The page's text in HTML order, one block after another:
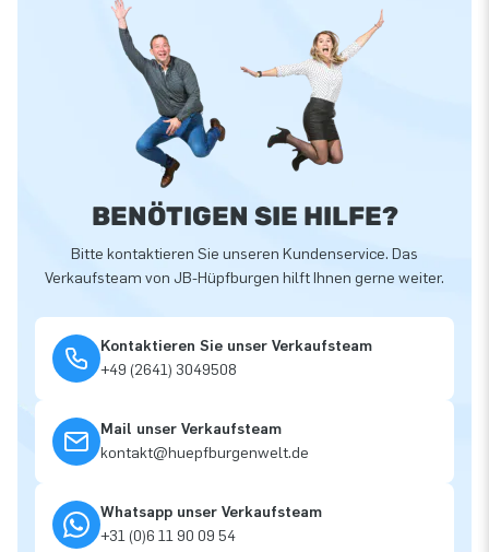
BENÖTIGEN SIE HILFE?
Bitte kontaktieren Sie unseren Kundenservice. Das
Verkaufsteam von JB-Hüpfburgen hilft Ihnen gerne weiter.
Kontaktieren Sie unser Verkaufsteam
+49 (2641) 3049508
Mail unser Verkaufsteam
kontakt@huepfburgenwelt.de
Whatsapp unser Verkaufsteam
+31 (0)6 11 90 09 54